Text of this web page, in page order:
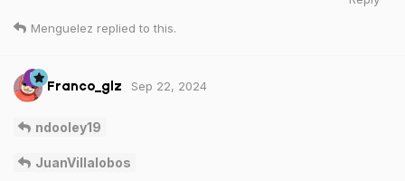
Menguelez replied to this.
Franco_glz Sep 22, 2024
ndooley19
JuanVillalobos